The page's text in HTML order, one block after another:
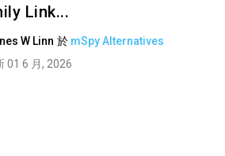
Link...
W Linn 於 mSpy Alternatives
01 6 月, 2026